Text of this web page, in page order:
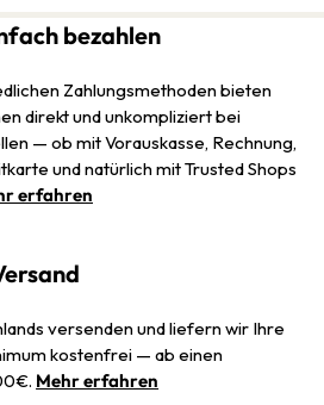
bezahlen
Zahlungsmethoden bieten
direkt und unkompliziert bei
— ob mit Vorauskasse, Rechnung,
und natürlich mit Trusted Shops
erfahren
versenden und liefern wir Ihre
kostenfrei — ab einen
Mehr erfahren